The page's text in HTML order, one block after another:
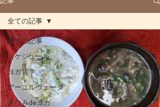
全ての記事
スケジュール
ヨガ哲学
アーユルヴェーダ
あなみdeヨガ
全ての記事